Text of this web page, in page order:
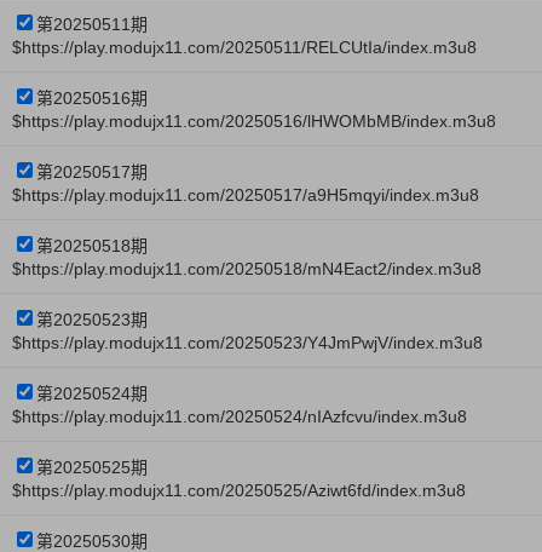
第20250511期
$https://play.modujx11.com/20250511/RELCUtIa/index.m3u8
第20250516期
$https://play.modujx11.com/20250516/lHWOMbMB/index.m3u8
第20250517期
$https://play.modujx11.com/20250517/a9H5mqyi/index.m3u8
第20250518期
$https://play.modujx11.com/20250518/mN4Eact2/index.m3u8
第20250523期
$https://play.modujx11.com/20250523/Y4JmPwjV/index.m3u8
第20250524期
$https://play.modujx11.com/20250524/nIAzfcvu/index.m3u8
第20250525期
$https://play.modujx11.com/20250525/Aziwt6fd/index.m3u8
第20250530期